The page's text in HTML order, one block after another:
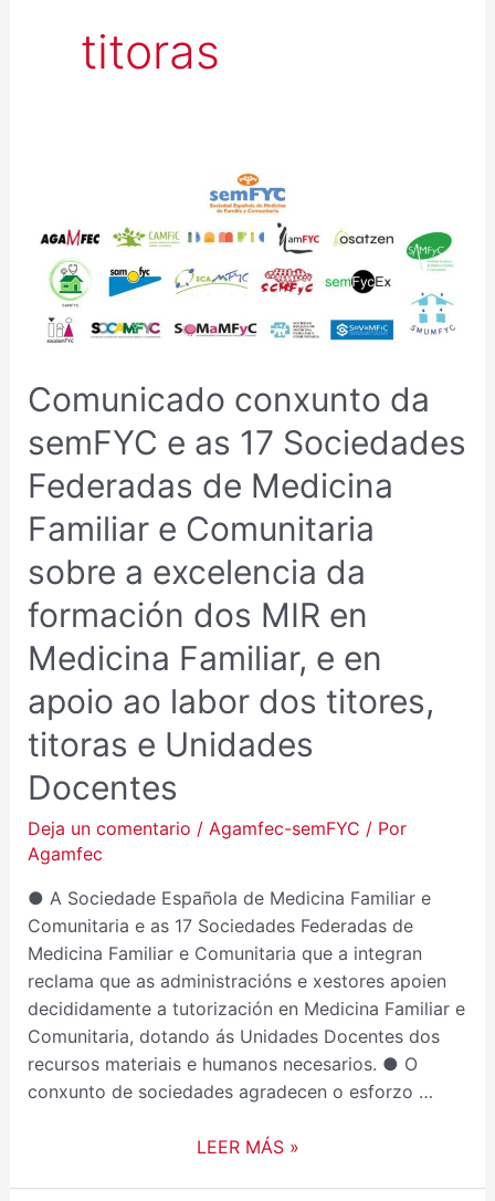
titoras
Comunicado conxunto da
semFYC e as 17 Sociedades
Federadas de Medicina
Familiar e Comunitaria
sobre a excelencia da
formación dos MIR en
Medicina Familiar, e en
apoio ao labor dos titores,
titoras e Unidades
Docentes
Deja un comentario / Agamfec-semFYC / Por
Agamfec
● A Sociedade Española de Medicina Familiar e
Comunitaria e as 17 Sociedades Federadas de
Medicina Familiar e Comunitaria que a integran
reclama que as administracións e xestores apoien
decididamente a tutorización en Medicina Familiar e
Comunitaria, dotando ás Unidades Docentes dos
recursos materiais e humanos necesarios. ● O
conxunto de sociedades agradecen o esforzo …
COMUNICADO
CONXUNTO
DA
E
AS
FEDERADAS
MEDICINA
FAMILIAR
E
COMUNITARIA
SOBRE
EXCELENCIA
DA
FORMACIÓN
DOS
MIR
EN
FAMILIAR,
E
APOIO
AO
LABOR
DOS
TITORES,
TITORAS
E
UNIDADES
LEER MÁS »